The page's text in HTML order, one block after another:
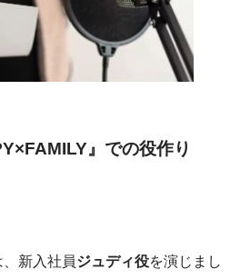
』での役作り
新入社員ジュディ役を演じまし